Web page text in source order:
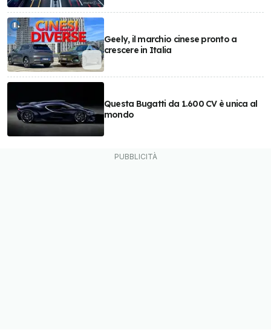
Geely, il marchio cinese pronto a
crescere in Italia
Questa Bugatti da 1.600 CV è unica al
mondo